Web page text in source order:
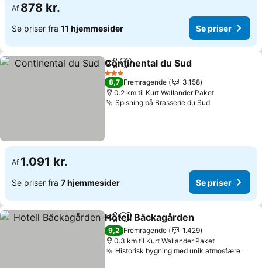
Af 878 kr.
Se priser fra 11 hjemmesider Se priser
Del Føj til favoritter
Continental du Sud
3 Stjerner
8,7 Fremragende
3.158
0.2 km til Kurt Wallander Paket
Spisning på Brasserie du SudSe priser
Af 1.091 kr.
Se priser fra 7 hjemmesider Se priser
Del Føj til favoritter
Hotell Bäckagården
9,2 Fremragende
1.429
0.3 km til Kurt Wallander Paket
Historisk bygning med unik atmosfæreSe